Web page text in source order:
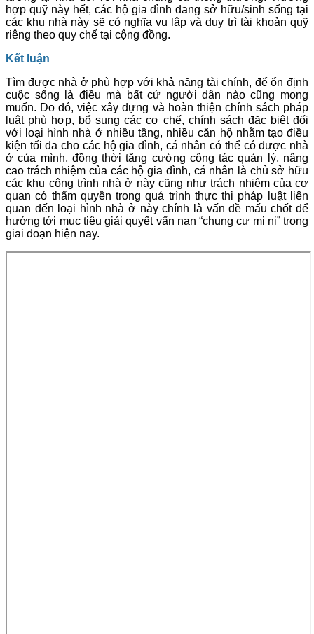
hợp quỹ này hết, các hộ gia đình đang sở hữu/sinh sống tại
các khu nhà này sẽ có nghĩa vụ lập và duy trì tài khoản quỹ
riêng theo quy chế tại cộng đồng.
Kết luận
Tìm được nhà ở phù hợp với khả năng tài chính, để ổn định
cuộc sống là điều mà bất cứ người dân nào cũng mong
muốn. Do đó, việc xây dựng và hoàn thiện chính sách pháp
luật phù hợp, bổ sung các cơ chế, chính sách đặc biệt đối
với loại hình nhà ở nhiều tầng, nhiều căn hộ nhằm tạo điều
kiện tối đa cho các hộ gia đình, cá nhân có thể có được nhà
ở của mình, đồng thời tăng cường công tác quản lý, nâng
cao trách nhiệm của các hộ gia đình, cá nhân là chủ sở hữu
các khu công trình nhà ở này cũng như trách nhiệm của cơ
quan có thẩm quyền trong quá trình thực thi pháp luật liên
quan đến loại hình nhà ở này chính là vấn đề mấu chốt để
hướng tới mục tiêu giải quyết vấn nạn “chung cư mi ni” trong
giai đoạn hiện nay.